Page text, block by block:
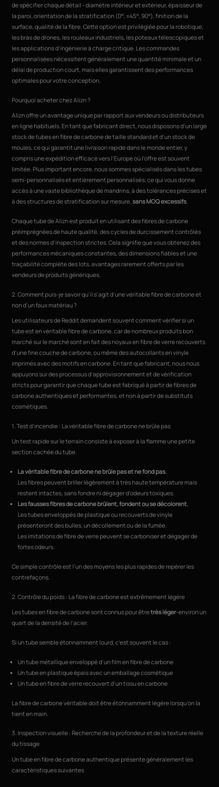
de spécifier chaque détail - diamètre intérieur et extérieur, épaisseur de
la paroi, orientation de la stratification (0°, ±45°, 90°), finition de la
surface, qualité de la fibre. Cette option est privilégiée pour la robotique,
les bras de drones, les rouleaux industriels, les poteaux télescopiques et
les applications d'ingénierie à charge critique. Les commandes
personnalisées nécessitent généralement une quantité minimale et un
délai de production court, mais elles garantissent des performances
optimales pour votre conception.
Pourquoi acheter chez Alizn ?
Alizn offre un avantage unique par rapport aux vendeurs ou distributeurs
en ligne habituels. En tant que fabricant direct, nous disposons d'un large
stock de tubes en fibre de carbone de taille standard et d'un stock de
moules, ce qui garantit une livraison rapide dans le monde entier, y
compris une expédition efficace vers l'Europe où l'offre est souvent
limitée. Plus important encore, nous sommes spécialisés dans les tubes
semi-personnalisés et entièrement personnalisés, ce qui vous donne
accès à une vaste bibliothèque de mandrins, à des tolérances précises et
à des structures de stratification sur mesure.sans MOQ excessifs.
Chaque tube de Alizn est produit en utilisant des fibres de carbone
préimprégnées de haute qualité, des cycles de durcissement contrôlés
et des normes d'inspection strictes. Cela signifie que vous obtenez des
performances mécaniques constantes, des dimensions fiables et une
traçabilité complète des lots, avantages rarement offerts par les
vendeurs de produits génériques.
2. Comment puis-je savoir qu'il s'agit d'une véritable fibre de carbone et
non d'un faux matériau ?
Les utilisateurs de Reddit demandent souvent comment vérifier si un
tube est en véritable fibre de carbone, car de nombreux produits bon
marché sur le marché sont en fait des noyaux en fibre de verre recouverts
d'une fine couche de carbone, ou même des autocollants en vinyle
imprimés avec des motifs en carbone. En tant que fabricant, nous nous
appuyons sur des processus d'approvisionnement et de vérification
stricts pour garantir que chaque tube est fabriqué à partir de fibres de
carbone authentiques et performantes, et non à partir de substituts
cosmétiques.
1. Test d'incendie : La véritable fibre de carbone ne brûle pas
Un test rapide sur le terrain consiste à exposer à la flamme une petite
section cachée du tube.
La véritable fibre de carbone ne brûle pas et ne fond pas.
Les fibres peuvent briller légèrement à très haute température mais
restent intactes, sans fondre ni dégager d'odeurs toxiques.
Les fausses fibres de carbone brûlent, fondent ou se décolorent.
Les tubes enveloppés de plastique ou recouverts de vinyle
présenteront des bulles, un décollement ou de la fumée.
Les imitations de fibre de verre peuvent se carboniser et dégager de
fortes odeurs.
Ce simple contrôle est l'un des moyens les plus rapides de repérer les
contrefaçons.
2. Contrôle du poids : La fibre de carbone est extrêmement légère
Les tubes en fibre de carbone sont connus pour êtretrès léger-environ un
quart de la densité de l'acier.
Si un tube semble étonnamment lourd, c'est souvent le cas :
Un tube métallique enveloppé d'un film en fibre de carbone
Un tube en plastique épais avec un emballage cosmétique
Un tube en fibre de verre recouvert d'un tissu en carbone
La fibre de carbone véritable doit être étonnamment légère lorsqu'on la
tient en main.
3. Inspection visuelle : Recherche de la profondeur et de la texture réelle
du tissage
Un tube en fibre de carbone authentique présente généralement les
caractéristiques suivantes